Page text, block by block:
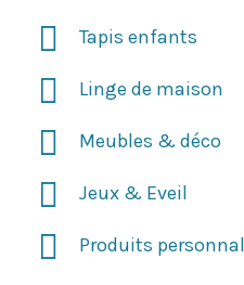
Tapis enfants
Linge de maison
Meubles & déco
Jeux & Eveil
Produits